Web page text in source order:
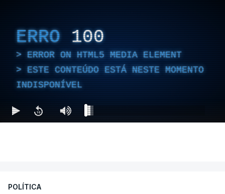
ERRO 100
ERROR ON HTML5 MEDIA ELEMENT
ESTE CONTEÚDO ESTÁ NESTE MOMENTO
INDISPONÍVEL
POLÍTICA